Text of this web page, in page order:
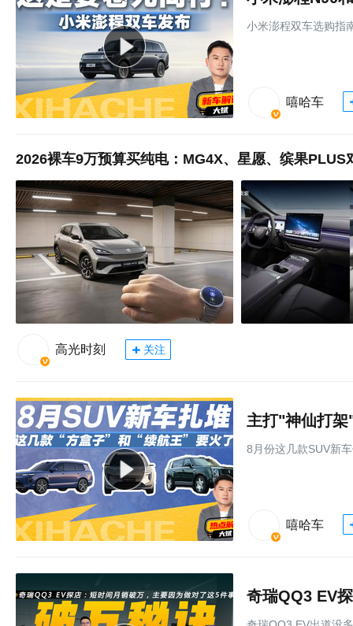
小米澎程双车选购指
嘻哈车
2026裸车9万预算买纯电：MG4X、星愿、缤果PLUS
高光时刻 关注
主打"神仙打
8月份这几款SUV新
嘻哈车